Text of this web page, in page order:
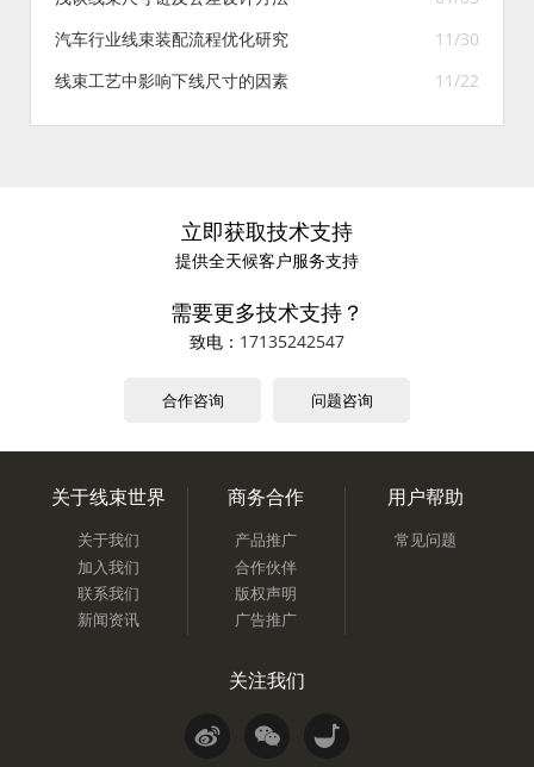
11/30
汽车行业线束装配流程优化研究
11/22
线束工艺中影响下线尺寸的因素
立即获取技术支持
提供全天候客户服务支持
需要更多技术支持？
致电： 17135242547
合作咨询 问题咨询
关于线束世界
关于我们
加入我们
联系我们
新闻资讯
商务合作
产品推广
合作伙伴
版权声明
广告推广
用户帮助
常见问题
关注我们